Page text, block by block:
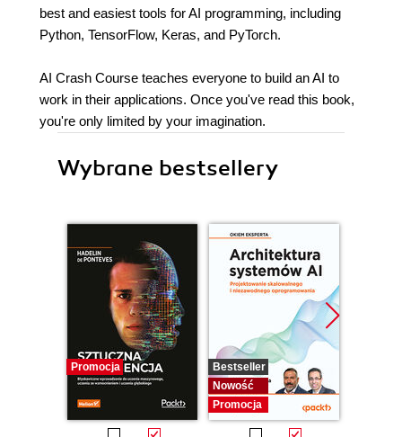
best and easiest tools for AI programming, including
Python, TensorFlow, Keras, and PyTorch.
AI Crash Course teaches everyone to build an AI to
work in their applications. Once you've read this book,
you're only limited by your imagination.
Wybrane bestsellery
Promocja
Bestseller
Nowość
Promocja